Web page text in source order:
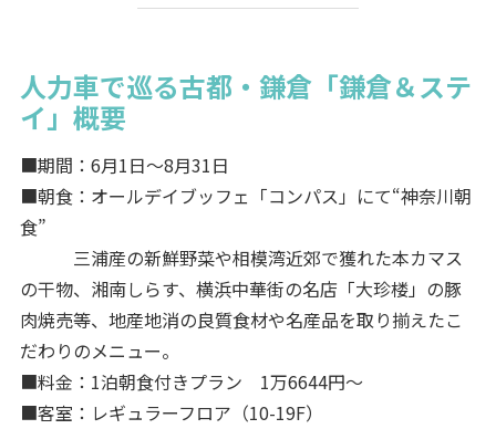
人力車で巡る古都・鎌倉「鎌倉＆ステ
イ」概要
■期間：6月1日～8月31日
■朝食：オールデイブッフェ「コンパス」にて“神奈川朝
食”
三浦産の新鮮野菜や相模湾近郊で獲れた本カマス
の干物、湘南しらす、横浜中華街の名店「大珍楼」の豚
肉焼売等、地産地消の良質食材や名産品を取り揃えたこ
だわりのメニュー。
■料金：1泊朝食付きプラン 1万6644円～
■客室：レギュラーフロア（10-19F）